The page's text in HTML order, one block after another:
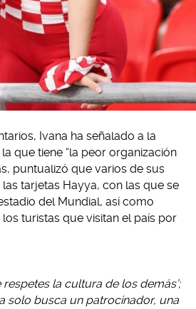
Ivana ha señalado a la
que tiene “la peor organización
puntualizó que varios de sus
tarjetas Hayya, con las que se
del Mundial, así como
turistas que visitan el país por
respetes la cultura de los demás’;
solo busca un patrocinador, una